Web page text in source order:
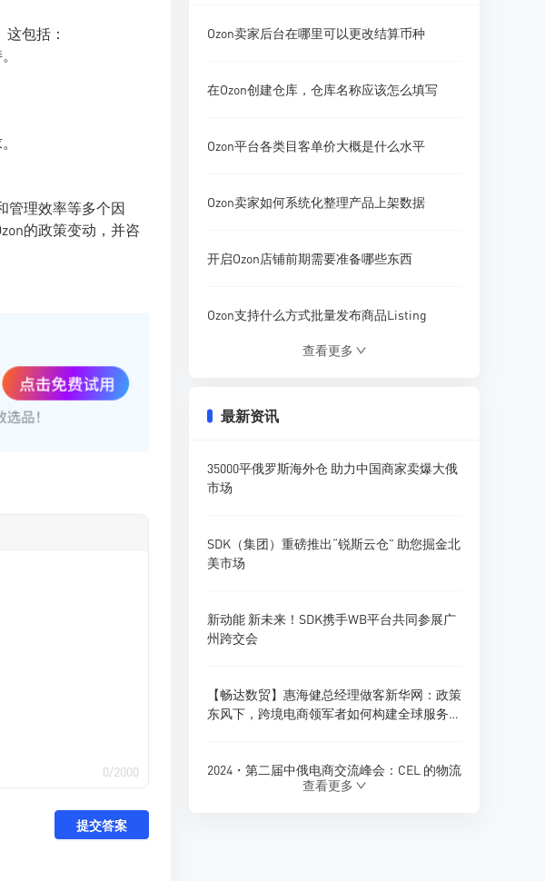
包括：
管理效率等多个因
的政策变动，并咨
0/2000
提交答案
Ozon卖家后台在哪里可以更改结算币种
在Ozon创建仓库，仓库名称应该怎么填写
Ozon平台各类目客单价大概是什么水平
Ozon卖家如何系统化整理产品上架数据
开启Ozon店铺前期需要准备哪些东西
Ozon支持什么方式批量发布商品Listing
什么插件可以分析Ozon店铺商品流量
Ozon参与促销活动需要收取哪些费用
卖家如何在Ozon平台精准搜索产品调研
查看更多
最新资讯
35000平俄罗斯海外仓 助力中国商家卖爆大俄
市场
SDK（集团）重磅推出“锐斯云仓” 助您掘金北
美市场
新动能 新未来！SDK携手WB平台共同参展广
州跨交会
【畅达数贸】惠海健总经理做客新华网：政策
东风下，跨境电商领军者如何构建全球服务新
2024・第二届中俄电商交流峰会：CEL 的物流
创新与跨境电商新展望
查看更多